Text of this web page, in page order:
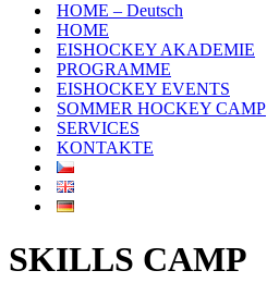
HOME – Deutsch
HOME
EISHOCKEY AKADEMIE
PROGRAMME
EISHOCKEY EVENTS
SOMMER HOCKEY CAMP
SERVICES
KONTAKTE
SKILLS CAMP